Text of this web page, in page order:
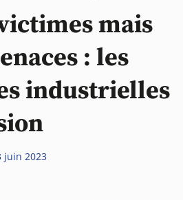
mais
: les
industrielles
juin 2023